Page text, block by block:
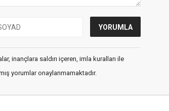
inançlara saldırı içeren, imla kuralları ile
yorumlar onaylanmamaktadır.